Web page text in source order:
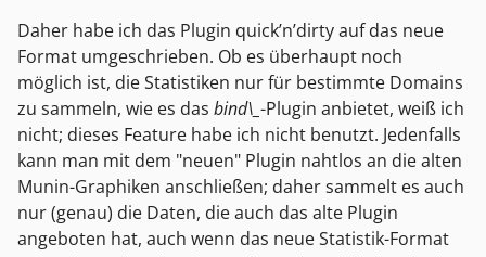
Daher habe ich das Plugin quick’n’dirty auf das neue
Format umgeschrieben. Ob es überhaupt noch
möglich ist, die Statistiken nur für bestimmte Domains
zu sammeln, wie es das bind\_ -Plugin anbietet, weiß ich
nicht; dieses Feature habe ich nicht benutzt. Jedenfalls
kann man mit dem "neuen" Plugin nahtlos an die alten
Munin-Graphiken anschließen; daher sammelt es auch
nur (genau) die Daten, die auch das alte Plugin
angeboten hat, auch wenn das neue Statistik-Format